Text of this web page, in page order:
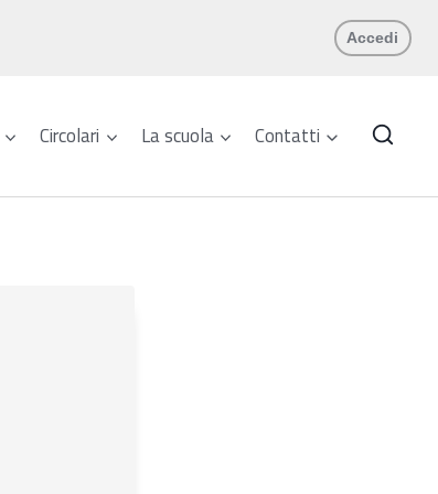
Accedi
Circolari La scuola Contatti